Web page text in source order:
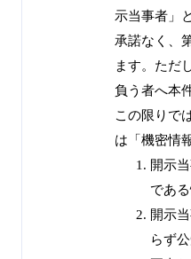
示当事者」
承諾なく、
ます。ただ
負う者へ本
この限りで
は「機密情
開示
であ
開示
らず